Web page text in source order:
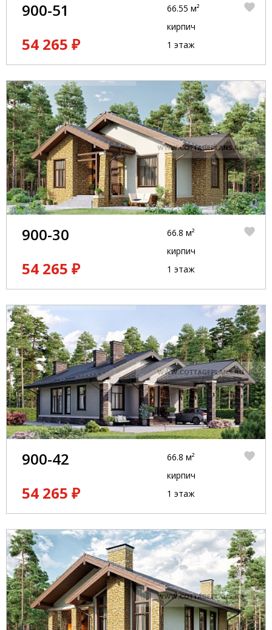
900-51
54 265 ₽
66.55 м²
кирпич
1 этаж
900-30
54 265 ₽
66.8 м²
кирпич
1 этаж
900-42
54 265 ₽
66.8 м²
кирпич
1 этаж